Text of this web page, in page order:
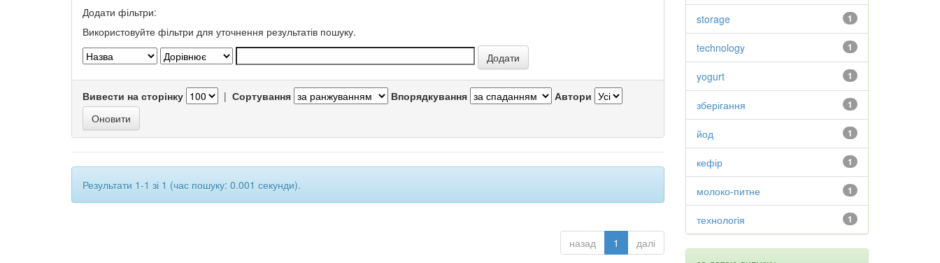
Додати фільтри:
Використовуйте фільтри для уточнення результатів пошуку.
Вивести на сторінку | Сортування Впорядкування Автори
Результати 1-1 зі 1 (час пошуку: 0.001 секунди).
назад 1 далі
1
storage
1
technology
1
yogurt
1
зберігання
1
йод
1
кефір
1
молоко-питне
1
технологія